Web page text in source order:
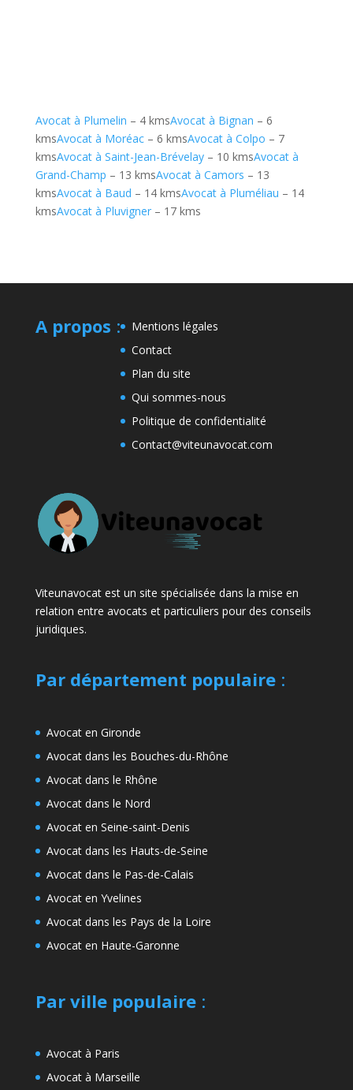
Avocat à Plumelin – 4 kmsAvocat à Bignan – 6
kmsAvocat à Moréac– 6 kmsAvocat à Colpo – 7
kmsAvocat à Saint-Jean-Brévelay– 10 kmsAvocat à
Grand-Champ – 13 kmsAvocat à Camors – 13
kmsAvocat à Baud – 14 kmsAvocat à Pluméliau – 14
kmsAvocat à Pluvigner– 17 kms
A propos :
Mentions légales
Contact
Plan du site
Qui sommes-nous
Politique de confidentialité
Contact@viteunavocat.com
Viteunavocat est un site spécialisée dans la mise en
relation entre avocats et particuliers pour des conseils
juridiques.
Par département populaire:
Avocat en Gironde
Avocat dans les Bouches-du-Rhône
Avocat dans le Rhône
Avocat dans le Nord
Avocat en Seine-saint-Denis
Avocat dans les Hauts-de-Seine
Avocat dans le Pas-de-Calais
Avocat en Yvelines
Avocat dans les Pays de la Loire
Avocat en Haute-Garonne
Par ville populaire:
Avocat à Paris
Avocat à Marseille